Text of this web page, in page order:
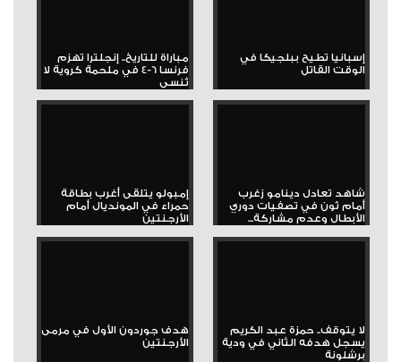
إسبانيا تطيح ببلجيكا في
الوقت القاتل
مباراة للتاريخ.. إنجلترا تهزم
فرنسا 6-4 في ملحمة كروية لا
تُنسى
شاهد تعادل دينامو زغرب
أمام ثون في تصفيات دوري
الأبطال وعدم مشاركة...
إمبولو يتلقى أغرب بطاقة
حمراء في المونديال أمام
الأرجنتين
لا يتوقف.. حمزة عبد الكريم
يسجل هدفه الثاني في ودية
برشلونة
هدف جوردون الأول في مرمى
الأرجنتين